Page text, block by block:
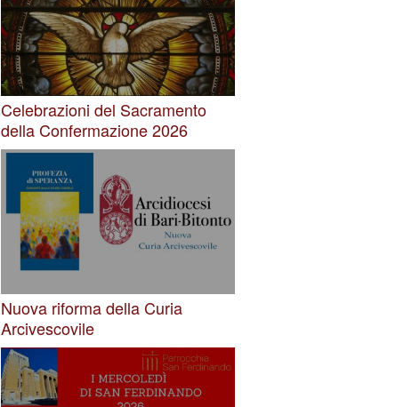
Celebrazioni del Sacramento
della Confermazione 2026
Nuova riforma della Curia
Arcivescovile